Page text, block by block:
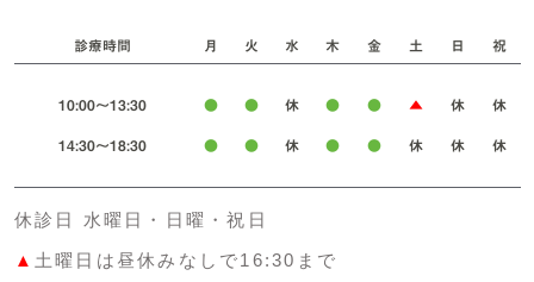
診療時間 月 火 水 木 金 土 日 祝
10:00～13:30 ● ● 休 ● ● ▲ 休 休
14:30～18:30 ● ● 休 ● ● 休 休 休
休診日 水曜日・日曜・祝日
▲ 土曜日は昼休みなしで16:30まで